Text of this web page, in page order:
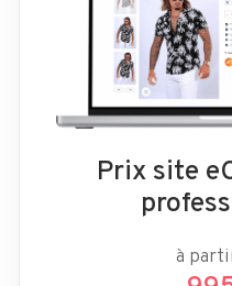
Prix site
à